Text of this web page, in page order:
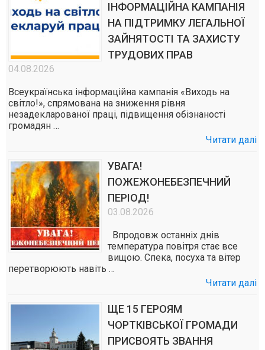
ІНФОРМАЦІЙНА КАМПАНІЯ
НА ПІДТРИМКУ ЛЕГАЛЬНОЇ
ЗАЙНЯТОСТІ ТА ЗАХИСТУ
ТРУДОВИХ ПРАВ
04.08.2026
Всеукраїнська інформаційна кампанія «Виходь на
світло!», спрямована на зниження рівня
незадекларованої праці, підвищення обізнаності
громадян …
Читати далі
УВАГА!
ПОЖЕЖОНЕБЕЗПЕЧНИЙ
ПЕРІОД!
03.08.2026
Впродовж останніх днів
температура повітря стає все
вищою. Спека, посуха та вітер
перетворюють навіть …
Читати далі
ЩЕ 15 ГЕРОЯМ
ЧОРТКІВСЬКОЇ ГРОМАДИ
ПРИСВОЯТЬ ЗВАННЯ